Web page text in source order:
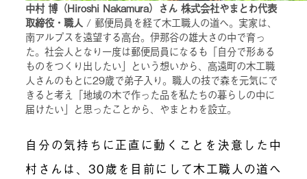
中村 博（Hiroshi Nakamura）さん 株式会社やまとわ代表
取締役・職人 / 郵便局員を経て木工職人の道へ。実家は、
南アルプスを遠望する高台。伊那谷の雄大さの中で育っ
た。社会人となり一度は郵便局員になるも「自分で形ある
ものをつくり出したい」という想いから、高遠町の木工職
人さんのもとに29歳で弟子入り。職人の技で森を元気にで
きると考え「地域の木で作った品を私たちの暮らしの中に
届けたい」と思ったことから、やまとわを設立。
自分の気持ちに正直に動くことを決意した中
村さんは、30歳を目前にして木工職人の道へ